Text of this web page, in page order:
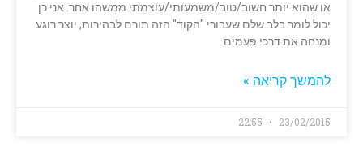
או שהוא יותר חשוב/טוב/משמעותי/עוצמתי ממשהו אחר. אני כן
יכול לומר בלב שלם שעבורי "הקוד" הזה תורם לבהירות, יוצר רוגע
ומנחה את דרכי פעמים
להמשך קריאה »
23/02/2015